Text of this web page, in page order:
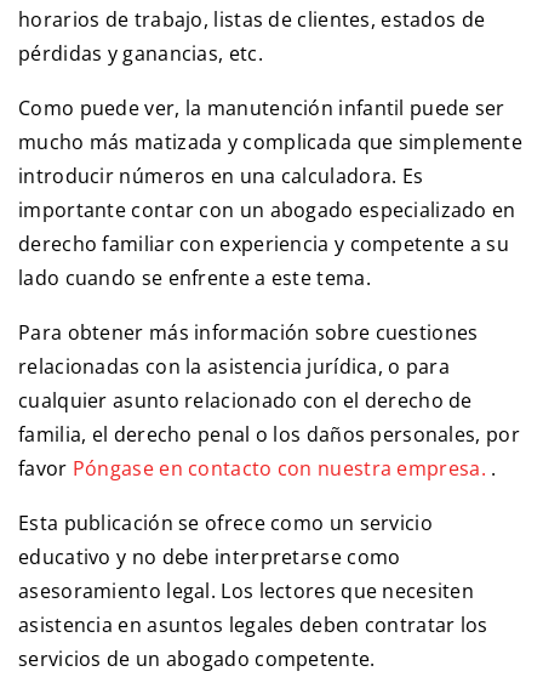
horarios de trabajo, listas de clientes, estados de
pérdidas y ganancias, etc.
Como puede ver, la manutención infantil puede ser
mucho más matizada y complicada que simplemente
introducir números en una calculadora. Es
importante contar con un abogado especializado en
derecho familiar con experiencia y competente a su
lado cuando se enfrente a este tema.
Para obtener más información sobre cuestiones
relacionadas con la asistencia jurídica, o para
cualquier asunto relacionado con el derecho de
familia, el derecho penal o los daños personales, por
favor Póngase en contacto con nuestra empresa. .
Esta publicación se ofrece como un servicio
educativo y no debe interpretarse como
asesoramiento legal. Los lectores que necesiten
asistencia en asuntos legales deben contratar los
servicios de un abogado competente.